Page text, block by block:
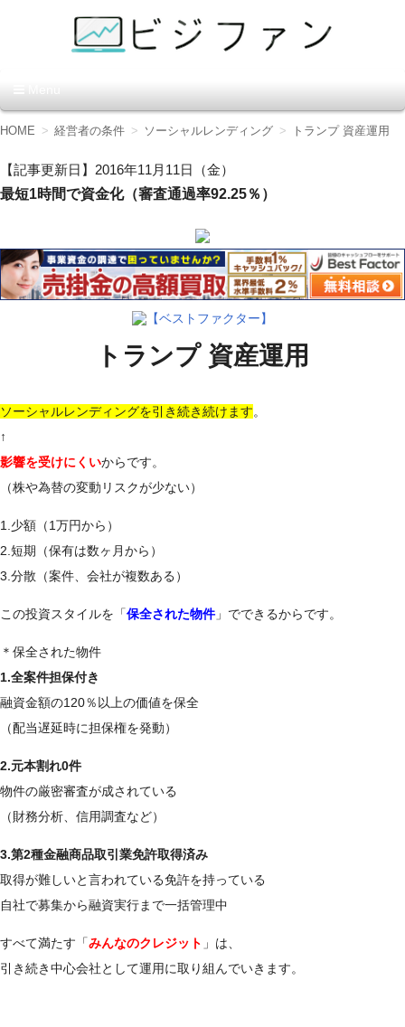
ン】
コ
テ
ン
ツ
動
HOME 経営者の条件 ソーシャルレンディング トランプ 資産運用
【記事更新日】2016年11月11日（金）
最短1時間で資金化（審査通過率92.25％）
【ベストファクター】
トランプ 資産運用
ソーシャルレンディングを引き続き続けます。
↑
影響を受けにくいからです。
（株や為替の変動リスクが少ない）
1.少額（1万円から）
2.短期（保有は数ヶ月から）
3.分散（案件、会社が複数ある）
この投資スタイルを「保全された物件」でできるからです。
＊保全された物件
1.全案件担保付き
融資金額の120％以上の価値を保全
（配当遅延時に担保権を発動）
2.元本割れ0件
物件の厳密審査が成されている
（財務分析、信用調査など）
3.第2種金融商品取引業免許取得済み
取得が難しいと言われている免許を持っている
自社で募集から融資実行まで一括管理中
すべて満たす「みんなのクレジット 」は、
引き続き中心会社として運用に取り組んでいきます。